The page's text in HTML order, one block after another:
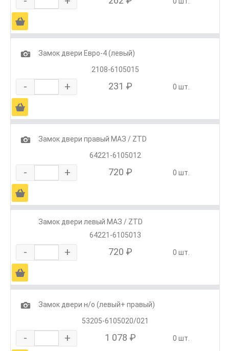
Ä
1
Замок двери Евро-4 (левый)
2108-6105015
- + 231 ₽ 0 шт.
Ä
1
Замок двери правый МАЗ / ZTD
64221-6105012
- + 720 ₽ 0 шт.
Ä
Замок двери левый МАЗ / ZTD
64221-6105013
- + 720 ₽ 0 шт.
Ä
1
Замок двери н/о (левый+ правый)
53205-6105020/021
- + 1 078 ₽ 0 шт.